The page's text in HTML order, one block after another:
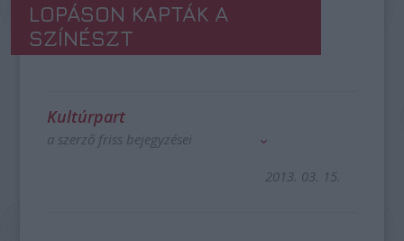
LOPÁSON KAPTÁK A
SZÍNÉSZT
Kultúrpart
a szerző friss bejegyzései
2013. 03. 15.